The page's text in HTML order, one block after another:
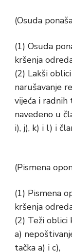
(Osuda
(1) Osuda
kršenja
(2) Lakši
narušavanje
vijeća i radnih
navedeno u
i), j), k) i l) i
(Pismena
(1) Pismena
kršenja
(2) Teži oblici
a)
tačka a) i c),